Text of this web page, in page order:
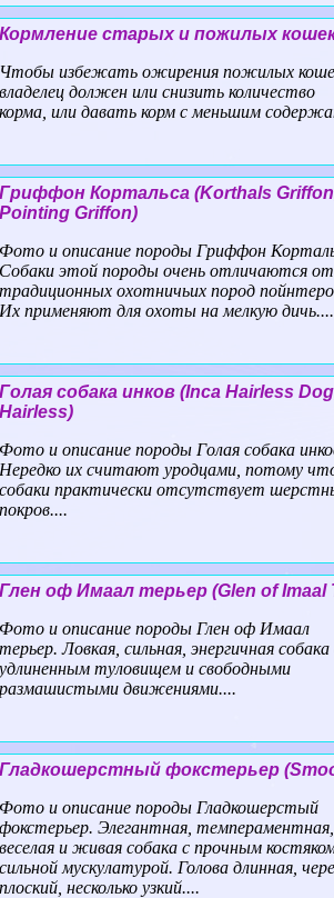
Кормление старых и пожилых
Чтобы избежать ожирения пожилых
владелец должен или снизить количество
корма, или давать корм с меньшим
Гриффон Кортальса (Korthals
Pointing Griffon)
Фото и описание породы Гриффон
Собаки этой породы очень отличаются от
традиционных охотничьих пород
Их применяют для охоты на мелкую дичь....
Гoлая собака инков (Inca Hairless
Hairless)
Фото и описание породы Гoлая собака
Нередко их считают уpoдцами, потому
собаки пpaктически отсутствует
покров....
Глен оф Имаал терьер (Glen of Imaal
Фото и описание породы Глен оф Имаал
терьер. Ловкая, сильная, энергичная собака
удлиненным туловищем и свободными
размашистыми движениями....
Гладкошерстный фокстерьер
Фото и описание породы Гладкошерстый
фокстерьер. Элегантная, темпераментная,
веселая и живая собака с прочным
сильной мускулатурой. Голова длинная,
плоский, несколько узкий....